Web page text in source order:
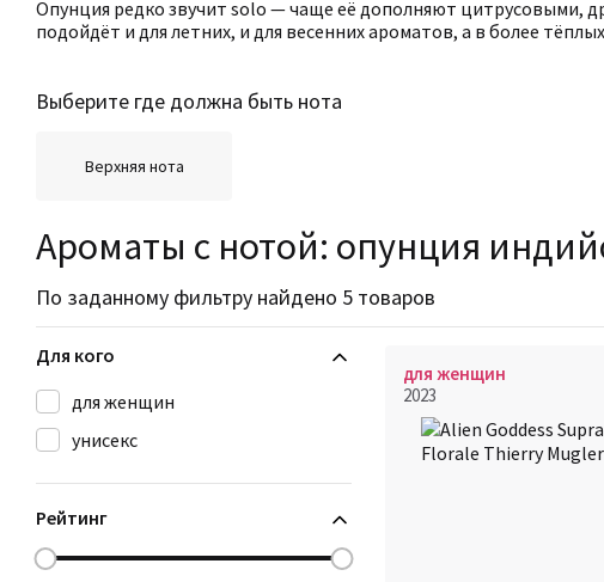
Опунция редко звучит solo — чаще её дополняют цитрусовыми,
подойдёт и для летних, и для весенних ароматов, а в более
Выберите где должна быть нота
Верхняя нота
Ароматы с нотой: опунция
По заданному фильтру найдено 5 товаров
Для кого
для женщин
унисекс
Рейтинг
для женщин
2023